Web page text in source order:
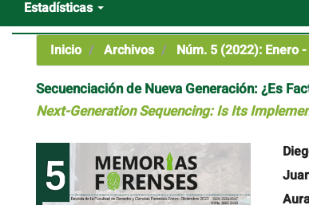
Estadísticas
Inicio
Archivos Núm. 5 (2022): Enero
Secuenciación de Nueva Generación: ¿Es
Next-Generation Sequencing: Is Its
Barra
lateral
del
artículo
del